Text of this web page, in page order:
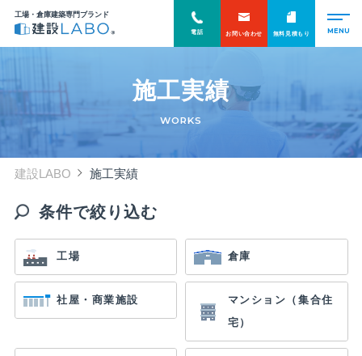
工場・倉庫建築専門ブランド
電話 お問い合わせ 無料見積もり
施工実績
WORKS
建設LABO 施工実績
条件で絞り込む
工場 倉庫
社屋・商業施設
マンション（集合住
宅）